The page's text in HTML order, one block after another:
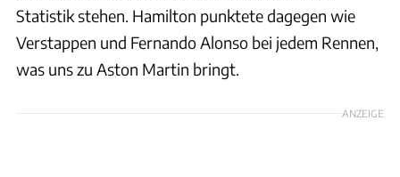
Statistik stehen. Hamilton punktete dagegen wie
Verstappen und Fernando Alonso bei jedem Rennen,
was uns zu Aston Martin bringt.
ANZEIGE